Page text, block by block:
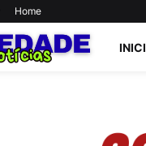
Home